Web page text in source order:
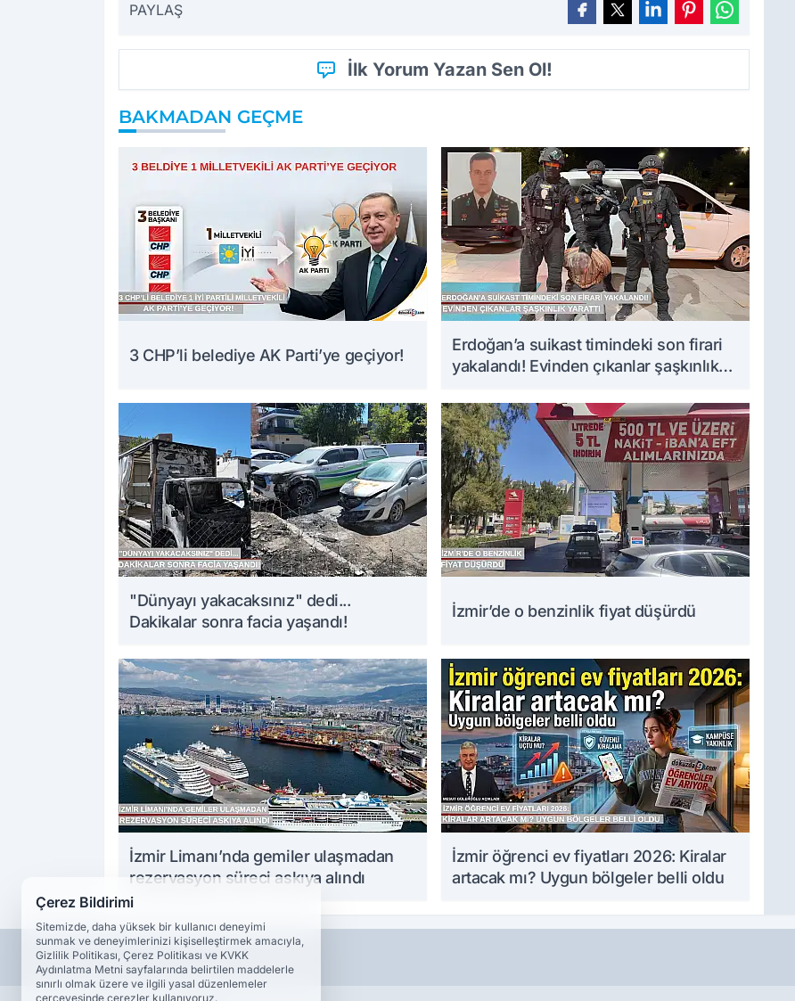
PAYLAŞ
İlk Yorum Yazan Sen Ol!
BAKMADAN GEÇME
3 CHP’li belediye AK Parti’ye geçiyor!
Erdoğan’a suikast timindeki son firari
yakalandı! Evinden çıkanlar şaşkınlık
"Dünyayı yakacaksınız" dedi...
Dakikalar sonra facia yaşandı!
İzmir’de o benzinlik fiyat düşürdü
İzmir Limanı’nda gemiler ulaşmadan
rezervasyon süreci askıya alındı
İzmir öğrenci ev fiyatları 2026: Kiralar
artacak mı? Uygun bölgeler belli oldu
Çerez Bildirimi
Sitemizde, daha yüksek bir kullanıcı deneyimi
sunmak ve deneyimlerinizi kişiselleştirmek amacıyla,
Gizlilik Politikası, Çerez Politikası ve KVKK
Aydınlatma Metni sayfalarında belirtilen maddelerle
sınırlı olmak üzere ve ilgili yasal düzenlemeler
çerçevesinde çerezler kullanıyoruz.